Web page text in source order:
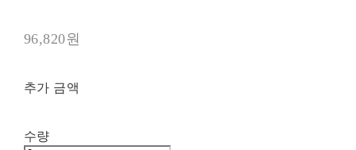
96,820원
추가 금액
수량